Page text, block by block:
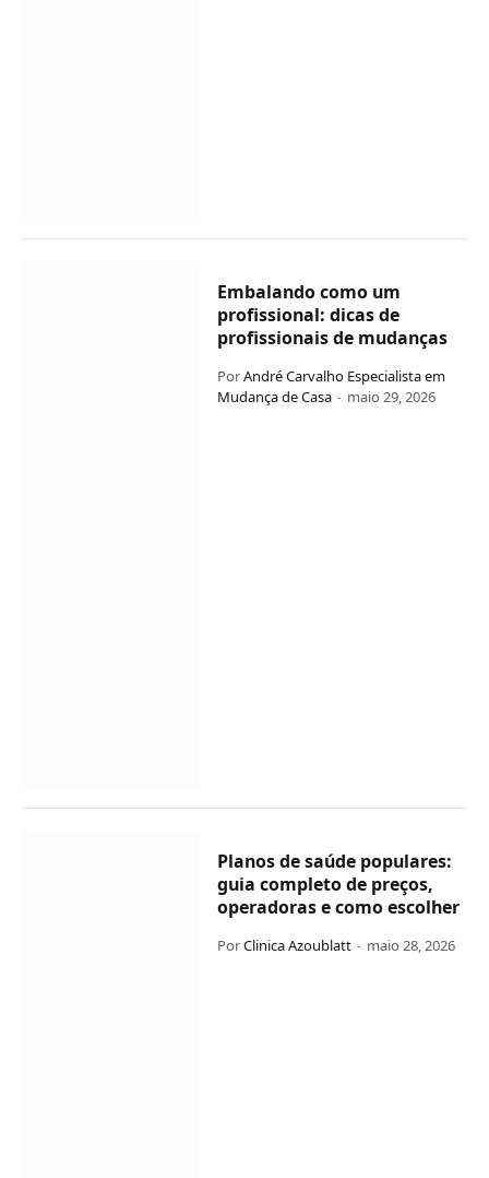
Embalando como um
profissional: dicas de
profissionais de mudanças
PorAndré Carvalho Especialista em
Mudança de Casa
maio 29, 2026
Planos de saúde populares:
guia completo de preços,
operadoras e como escolher
PorClinica Azoublatt maio 28, 2026